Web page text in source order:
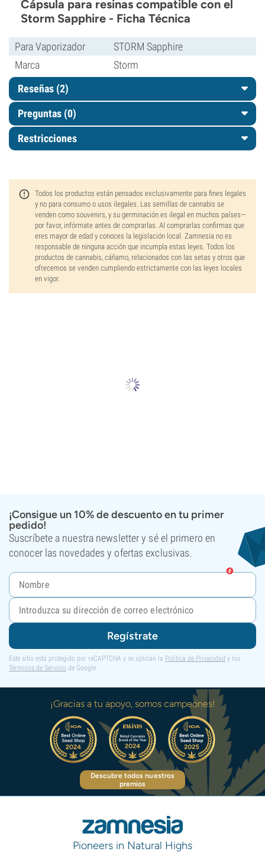
Cápsula para resinas compatible con el
Storm Sapphire - Ficha Técnica
Para Vaporizador
STORM Sapphire
Marca
Storm
Reseñas (2)
Preguntas (0)
Restricciones
Todos los productos están pensados exclusivamente para fines legales
y no para consumo o usos ilegales. Las semillas de cannabis se
venden como souvenirs, y su germinación es ilegal en muchos países—
por favor, infórmate antes de comprarlas. Al comprarlas confirmas que
eres mayor de edad y conoces la legislación local. Zamnesia no es
responsable de ninguna acción que incumpla estas leyes. Todos los
productos de cannabis, cáñamo, relacionados con las setas y otros que
ofrecemos se venden cumpliendo estrictamente con las leyes locales
en vigor.
¡Consigue un 10% de descuento en tu primer
pedido!
Suscríbete a nuestra newsletter y sé el primero en
conocer las novedades y ofertas exclusivas.
Regístrate
Este sitio está protegido por reCAPTCHA y se aplican la Política de Privacidad y los
Términos de Servicio de Google.
¡Gracias a tu apoyo, somos campeones!
Descubre todos nuestros
premios
Pioneers in Natural Highs